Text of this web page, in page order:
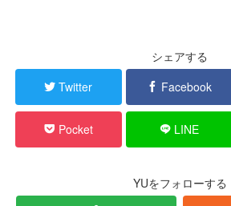
シェアする
Twitter
Facebook
Pocket LINE
YUをフォローする